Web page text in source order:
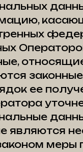
ее
являются
меры